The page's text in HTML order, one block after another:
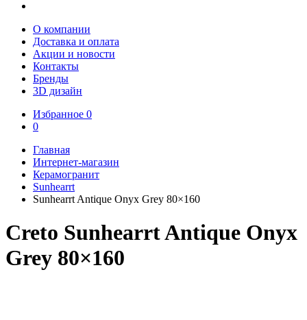
О компании
Доставка и оплата
Акции и новости
Контакты
Бренды
3D дизайн
Избранное 0
0
Главная
Интернет-магазин
Керамогранит
Sunhearrt
Sunhearrt Antique Onyx Grey 80×160
Creto Sunhearrt Antique Onyx
Grey 80×160